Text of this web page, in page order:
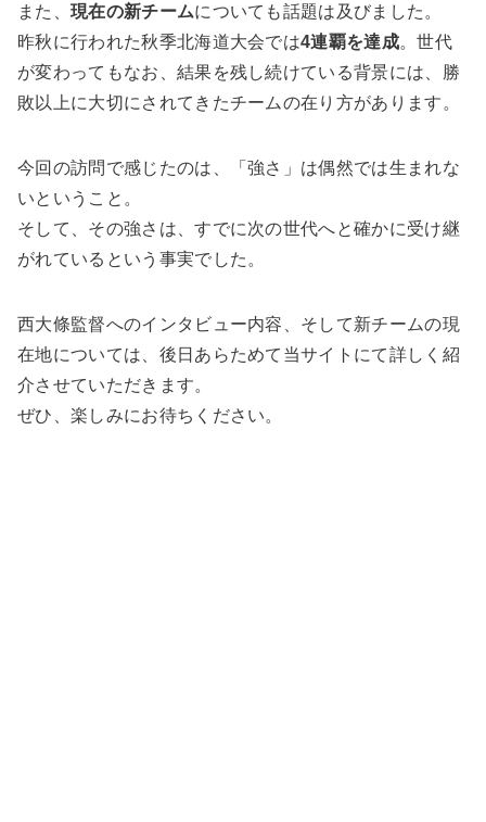
また、 現在の新チームについても話題は及びました。
昨秋に行われた秋季北海道大会では4連覇を達成。世代
が変わってもなお、結果を残し続けている背景には、勝
敗以上に大切にされてきたチームの在り方があります。
今回の訪問で感じたのは、「強さ」は偶然では生まれな
いということ。
そして、その強さは、すでに次の世代へと確かに受け継
がれているという事実でした。
西大條監督へのインタビュー内容、そして新チームの現
在地については、後日あらためて当サイトにて詳しく紹
介させていただきます。
ぜひ、楽しみにお待ちください。